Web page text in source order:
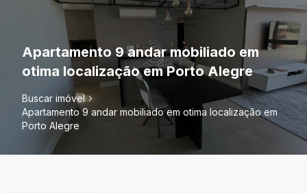
Apartamento 9 andar mobiliado em
otima localização em Porto Alegre
Buscar imóvel
Apartamento 9 andar mobiliado em otima localização em
Porto Alegre